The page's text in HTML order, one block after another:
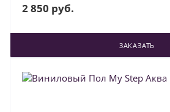
2 850 руб.
ЗАКАЗАТЬ